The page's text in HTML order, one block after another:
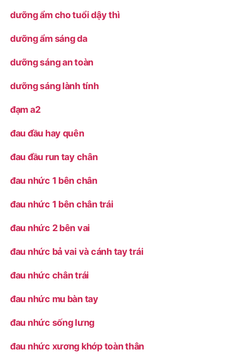
dưỡng ẩm cho tuổi dậy thì
dưỡng ẩm sáng da
dưỡng sáng an toàn
dưỡng sáng lành tính
đạm a2
đau đầu hay quên
đau đầu run tay chân
đau nhức 1 bên chân
đau nhức 1 bên chân trái
đau nhức 2 bên vai
đau nhức bả vai và cánh tay trái
đau nhức chân trái
đau nhức mu bàn tay
đau nhức sống lưng
đau nhức xương khớp toàn thân